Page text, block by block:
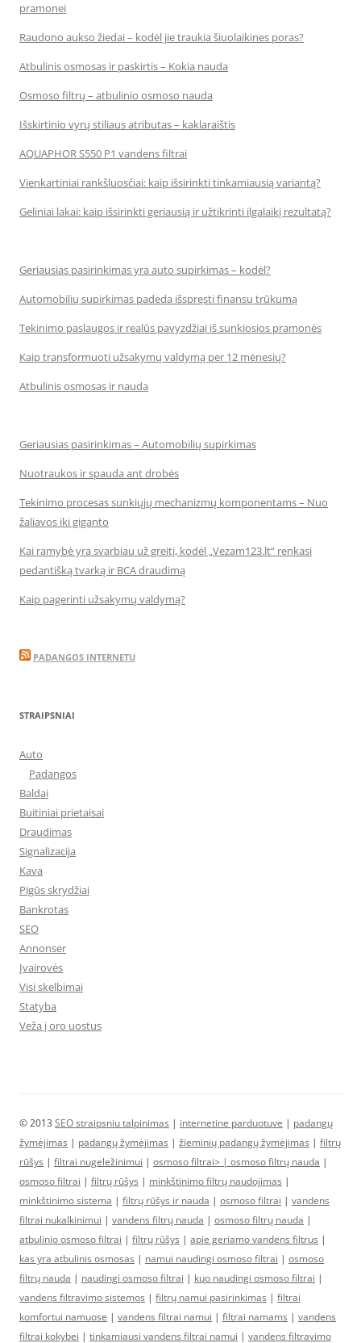
pramonei
Raudono aukso žiedai – kodėl jie traukia šiuolaikines poras?
Atbulinis osmosas ir paskirtis – Kokia nauda
Osmoso filtrų – atbulinio osmoso nauda
Išskirtinio vyrų stiliaus atributas – kaklaraištis
AQUAPHOR S550 P1 vandens filtrai
Vienkartiniai rankšluosčiai: kaip išsirinkti tinkamiausią variantą?
Geliniai lakai: kaip išsirinkti geriausią ir užtikrinti ilgalaikį rezultatą?
Geriausias pasirinkimas yra auto supirkimas – kodėl?
Automobilių supirkimas padeda išspręsti finansų trūkumą
Tekinimo paslaugos ir realūs pavyzdžiai iš sunkiosios pramonės
Kaip transformuoti užsakymų valdymą per 12 mėnesių?
Atbulinis osmosas ir nauda
Geriausias pasirinkimas – Automobilių supirkimas
Nuotraukos ir spauda ant drobės
Tekinimo procesas sunkiųjų mechanizmų komponentams – Nuo
žaliavos iki giganto
Kai ramybė yra svarbiau už greitį, kodėl „Vezam123.lt“ renkasi
pedantišką tvarką ir BCA draudimą
Kaip pagerinti užsakymų valdymą?
PADANGOS INTERNETU
STRAIPSNIAI
Auto
Padangos
Baldai
Buitiniai prietaisai
Draudimas
Signalizacija
Kava
Pigūs skrydžiai
Bankrotas
SEO
Annonser
Įvairovės
Visi skelbimai
Statyba
Veža į oro uostus
© 2013 SEO straipsniu talpinimas | internetine parduotuve | padangų
žymėjimas | padangų žymėjimas | žieminių padangų žymėjimas | filtrų
rūšys | filtrai nugeležinimui | osmoso filtrai> | osmoso filtrų nauda |
osmoso filtrai | filtrų rūšys | minkštinimo filtrų naudojimas |
minkštinimo sistema | filtrų rūšys ir nauda | osmoso filtrai | vandens
filtrai nukalkinimui | vandens filtrų nauda | osmoso filtrų nauda |
atbulinio osmoso filtrai | filtrų rūšys | apie geriamo vandens filtrus |
kas yra atbulinis osmosas | namui naudingi osmoso filtrai | osmoso
filtrų nauda | naudingi osmoso filtrai | kuo naudingi osmoso filtrai |
vandens filtravimo sistemos | filtrų namui pasirinkimas | filtrai
komfortui namuose | vandens filtrai namui | filtrai namams | vandens
filtrai kokybei | tinkamiausi vandens filtrai namui | vandens filtravimo